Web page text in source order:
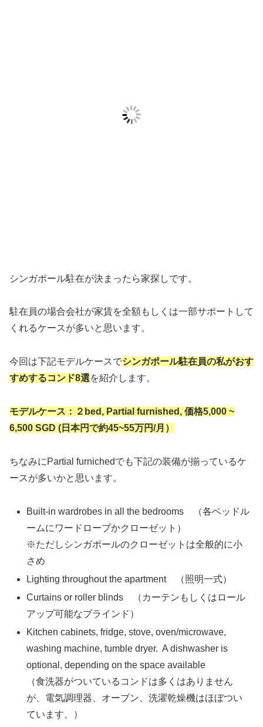
シンガポール駐在が決まったら家探しです。
駐在員の場合会社が家賃を全額もしくは一部サポートして
くれるケースが多いと思います。
今回は下記モデルケースでシンガポール駐在員の私がおす
すめするコンド8選を紹介します。
モデルケース：２bed, Partial furnished, 価格5,000 ~
6,500 SGD (日本円で約45~55万円/月）
ちなみにPartial furnichedでも下記の装備が揃っているケ
ースが多いかと思います。
Built-in wardrobes in all the bedrooms （各ベッドル
ームにワードローブかクローゼット）
※ただしシンガポールのクローゼットは全般的に小
さめ
Lighting throughout the apartment （照明一式）
Curtains or roller blinds （カーテンもしくはロール
アップ可能なブラインド）
Kitchen cabinets, fridge, stove, oven/microwave,
washing machine, tumble dryer. A dishwasher is
optional, depending on the space available
（食洗器がついているコンドは多くはありません
が、電気調理器、オーブン、洗濯乾燥機はほぼつい
ています。）